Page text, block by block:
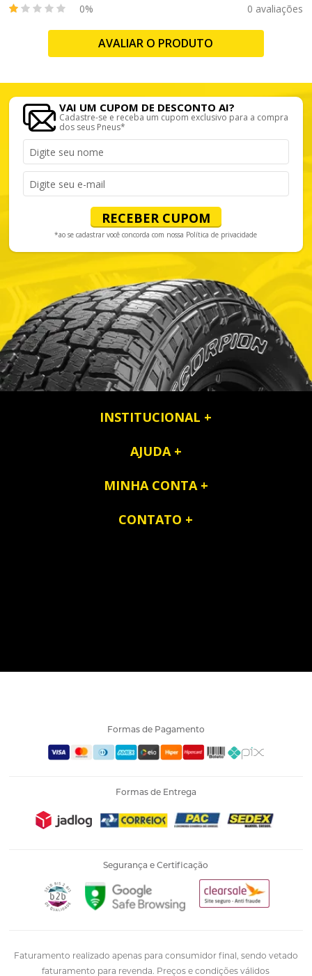
0% 0 avaliações
AVALIAR O PRODUTO
VAI UM CUPOM DE DESCONTO AI?
Cadastre-se e receba um cupom exclusivo para a compra
dos seus Pneus*
RECEBER CUPOM
*ao se cadastrar você concorda com nossa Política de privacidade
INSTITUCIONAL
AJUDA
MINHA CONTA
CONTATO
Formas de Pagamento
Formas de Entrega
Segurança e Certificação
Faturamento realizado apenas para consumidor final, sendo vetado
faturamento para revenda. Preços e condições válidos